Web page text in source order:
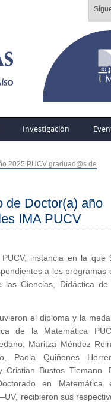
Investigación
2025 PUCV graduad@s de
de Doctor(a) año
IMA PUCV
instancia en la que
a los programas
las Ciencias, Didáctica de
el diploma y la
de la Matemática
Maritza Méndez
Paola Quiñones
Cristian Bustos Tiemann.
en Matemática
recibieron sus